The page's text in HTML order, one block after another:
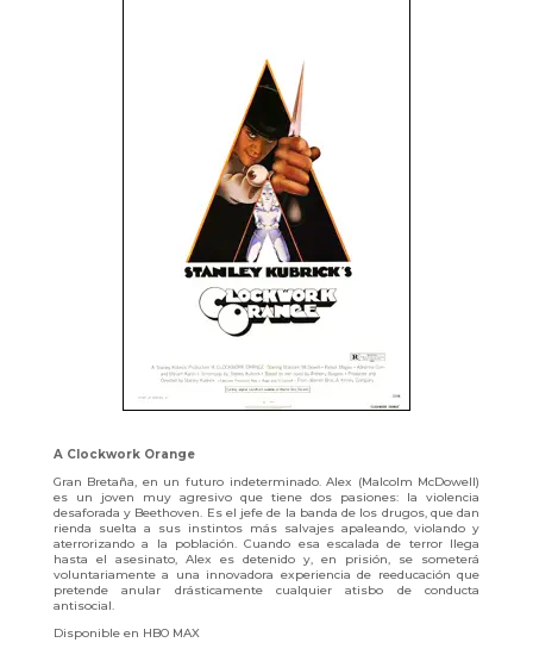
A Clockwork Orange
Gran Bretaña, en un futuro indeterminado. Alex (Malcolm McDowell)
es un joven muy agresivo que tiene dos pasiones: la violencia
desaforada y Beethoven. Es el jefe de la banda de los drugos, que dan
rienda suelta a sus instintos más salvajes apaleando, violando y
aterrorizando a la población. Cuando esa escalada de terror llega
hasta el asesinato, Alex es detenido y, en prisión, se someterá
voluntariamente a una innovadora experiencia de reeducación que
pretende anular drásticamente cualquier atisbo de conducta
antisocial.
Disponible en HBO MAX